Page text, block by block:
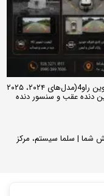
راهنمای جامع آپشن‌های تخصصی تویوتا کرولا کراس لوین راو4(مدل‌های ۲۰۲۴، ۲۰۲۵
دوربین دنده عقب و سنسور دنده
شما | سلما سیستم، مرکز